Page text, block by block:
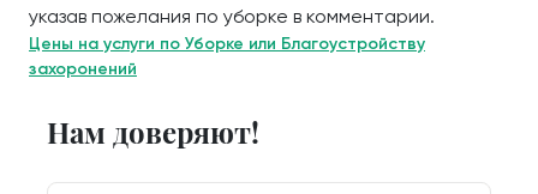
указав пожелания по уборке в комментарии.
Цены на услуги по Уборке или Благоустройству
захоронений
Нам доверяют!